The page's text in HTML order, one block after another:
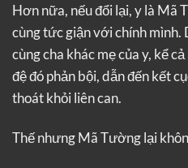
Hơn nữa, nếu đổi lại, y là Mã
cùng tức giận với chính mình.
cùng cha khác mẹ của y, kể
đệ đó phản bội, dẫn đến kết
thoát khỏi liên can.
Thế nhưng Mã Tường lại